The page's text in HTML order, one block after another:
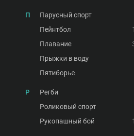
П Парусный спорт
Пейнтбол
Плавание
Прыжки в воду
Пятиборье
Р Регби
Роликовый спорт
Рукопашный бой